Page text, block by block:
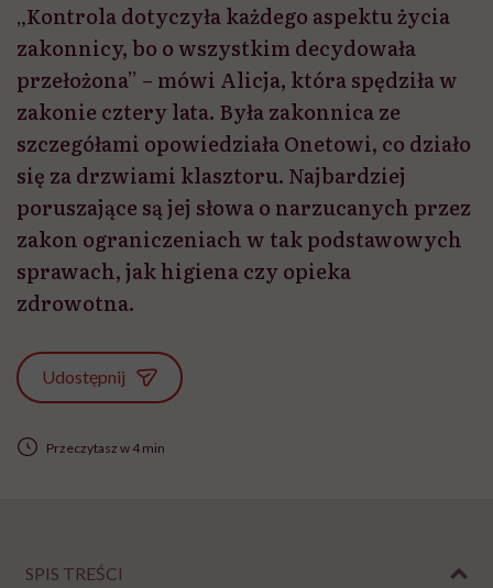
„Kontrola dotyczyła każdego aspektu życia
zakonnicy, bo o wszystkim decydowała
przełożona” – mówi Alicja, która spędziła w
zakonie cztery lata. Była zakonnica ze
szczegółami opowiedziała Onetowi, co działo
się za drzwiami klasztoru. Najbardziej
poruszające są jej słowa o narzucanych przez
zakon ograniczeniach w tak podstawowych
sprawach, jak higiena czy opieka
zdrowotna.
Udostępnij
Przeczytasz w 4 min
SPIS TREŚCI